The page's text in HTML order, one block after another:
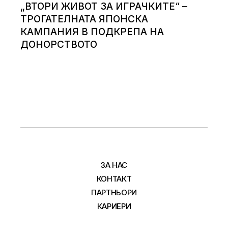
„ВТОРИ ЖИВОТ ЗА ИГРАЧКИТЕ“ –
ТРОГАТЕЛНАТА ЯПОНСКА
КАМПАНИЯ В ПОДКРЕПА НА
ДОНОРСТВОТО
ЗА НАС
КОНТАКТ
ПАРТНЬОРИ
КАРИЕРИ